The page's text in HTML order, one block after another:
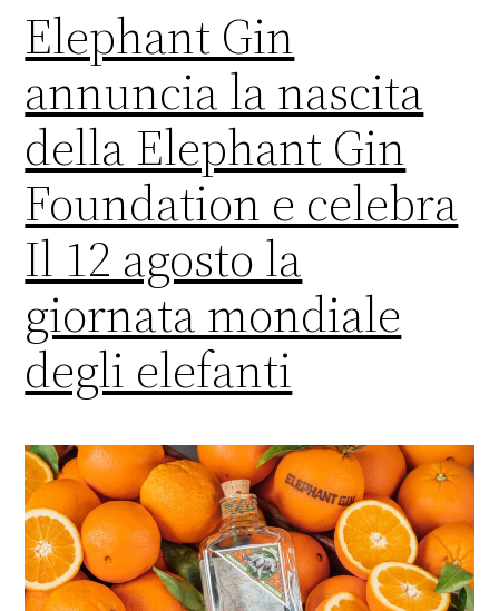
Elephant Gin
annuncia la nascita
della Elephant Gin
Foundation e celebra
Il 12 agosto la
giornata mondiale
degli elefanti